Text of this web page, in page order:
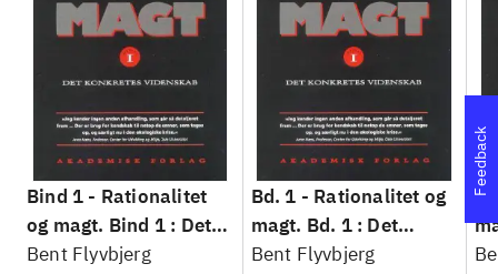
Bind 1 - Rationalitet
og magt. Bind 1 : Det
konkretes videnskab
Bent Flyvbjerg
Bd. 1 - Rationalitet og
magt. Bd. 1 : Det
konkretes videnskab
Bent Flyvbjerg
Feedback